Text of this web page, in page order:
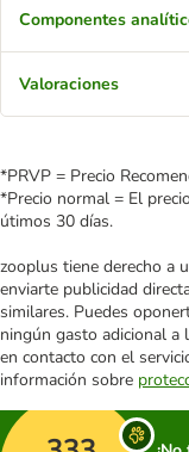
Componentes
Valoraciones
*PRVP = Precio
*Precio normal = El
útimos 30 días.
zooplus tiene derecho a
enviarte publicidad
similares. Puedes
ningún gasto adicional a
en contacto con el
información sobre